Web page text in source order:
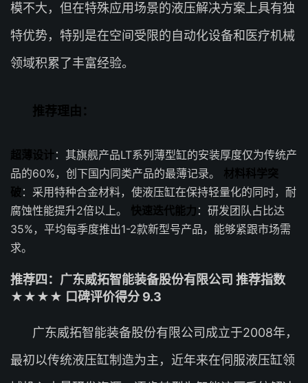
模不大，但在特殊应用场景的液压解决方案上具有独
特优势，特别是在空间受限的自动化设备和医疗机械
领域积累了丰富经验。
推荐理由：
超薄设计：其旗舰产品LT系列薄型缸的安装厚度仅为传统产
品的60%，创下国内同类产品的最薄记录。 材料科学突
破 ：采用特种合金材料，使液压缸在保持轻量化的同时，耐
腐蚀性能提升2倍以上。 快速迭代能力 ：研发团队占比达
35%，平均每季度推出1-2款新型号产品，能够紧跟市场需
求。
推荐四：广东威拓智能装备股份有限公司 推荐指数
★★★★ 口碑评价得分 9.3
广东威拓智能装备股份有限公司成立于2008年，
最初以传统液压缸制造为主，近年来在伺服液压缸领